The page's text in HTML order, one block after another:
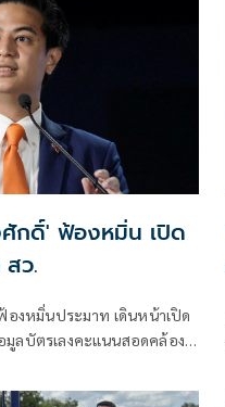
กดิ์' ฟ้องหมิ่น เปิด
ว.
งหมิ่นประมาท เดินหน้าเปิด
มูลบัตรเลงคะแนนสอดคล้อง